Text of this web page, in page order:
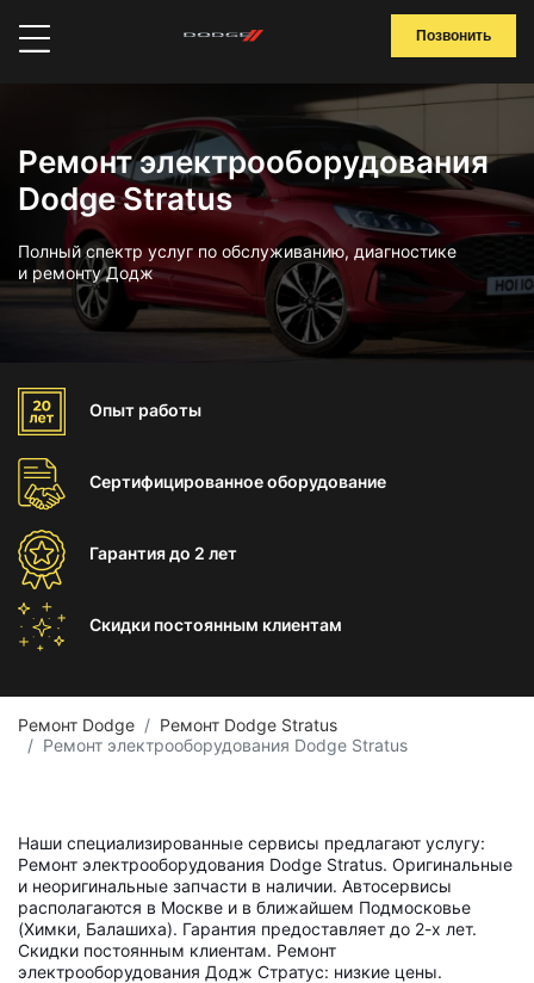
Позвонить
Ремонт электрооборудования
Dodge Stratus
Полный спектр услуг по обслуживанию, диагностике
и ремонту Додж
Опыт работы
Сертифицированноеоборудование
Гарантиядо 2 лет
Скидки постоянным клиентам
Ремонт Dodge
Ремонт Dodge Stratus
Ремонт электрооборудования Dodge Stratus
Наши специализированные сервисы предлагают услугу:
Ремонт электрооборудования Dodge Stratus. Оригинальные
и неоригинальные запчасти в наличии. Автосервисы
располагаются в Москве и в ближайшем Подмосковье
(Химки, Балашиха). Гарантия предоставляет до 2-х лет.
Скидки постоянным клиентам. Ремонт
электрооборудования Додж Стратус: низкие цены.